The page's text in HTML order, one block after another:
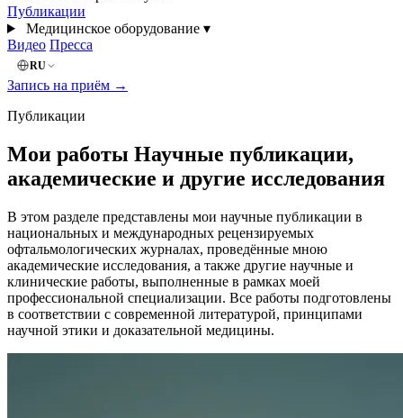
Публикации
Медицинское оборудование ▾
Видео Пресса
RU
Запись на приём →
Публикации
Мои работы Научные публикации,
академические и другие исследования
В этом разделе представлены мои научные публикации в
национальных и международных рецензируемых
офтальмологических журналах, проведённые мною
академические исследования, а также другие научные и
клинические работы, выполненные в рамках моей
профессиональной специализации. Все работы подготовлены
в соответствии с современной литературой, принципами
научной этики и доказательной медицины.